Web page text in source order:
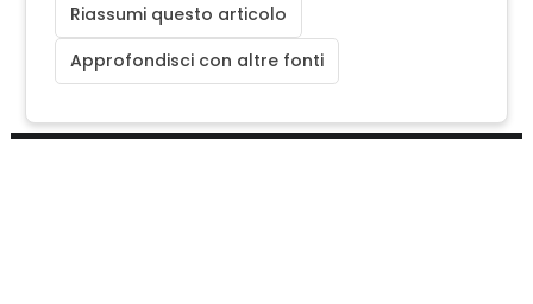
Riassumi questo articolo
Approfondisci con altre fonti